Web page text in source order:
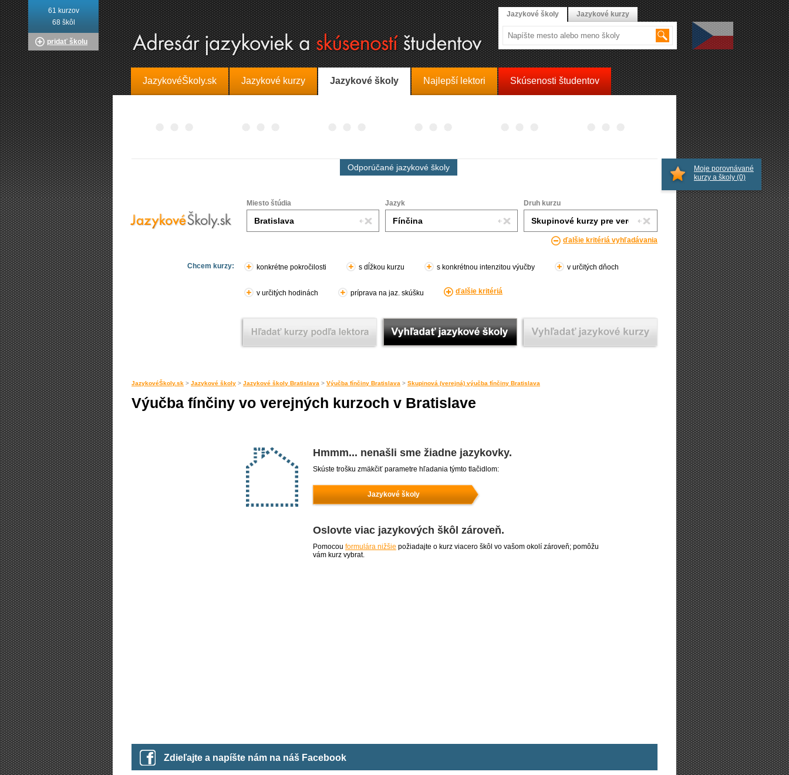
JazykovéŠkoly.sk Jazykové kurzy Jazykové školy Najlepší lektori Skúsenosti študentov
Odporúčané jazykové školy
Miesto štúdia Jazyk Druh kurzu
ďalšie kritériá vyhľadávania
Chcem kurzy: konkrétne pokročilosti s dĺžkou kurzu s konkrétnou intenzitou výučby v určitých dňoch
v určitých hodinách príprava na jaz. skúšku ďalšie kritériá
JazykovéŠkoly.sk > Jazykové školy > Jazykové školy Bratislava > Výučba fínčiny Bratislava > Skupinová (verejná) výučba fínčiny Bratislava
Výučba fínčiny vo verejných kurzoch v Bratislave
Hmmm... nenašli sme žiadne jazykovky.
Skúste trošku zmäkčiť parametre hľadania týmto tlačidlom:
Jazykové školy
Oslovte viac jazykových škôl zároveň.
Pomocou formulára nižšie požiadajte o kurz viacero škôl vo vašom okolí zároveň; pomôžu
vám kurz vybrat.
Zdieľajte a napíšte nám na náš Facebook
Moje porovnávané
kurzy a školy (0)
61 kurzov
68 škôl
pridať školu
Jazykové školy Jazykové kurzy